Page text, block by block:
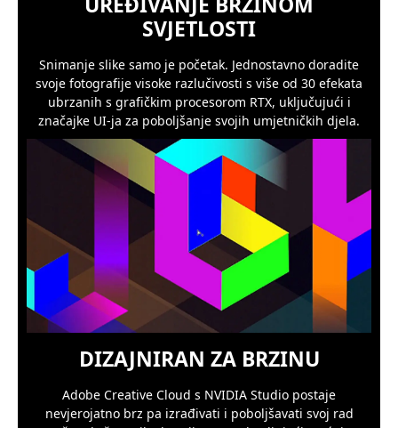
SVJETLOSTI
Snimanje slike samo je početak. Jednostavno doradite
svoje fotografije visoke razlučivosti s više od 30 efekata
ubrzanih s grafičkim procesorom RTX, uključujući i
značajke UI-ja za poboljšanje svojih umjetničkih djela.
DIZAJNIRAN ZA BRZINU
Adobe Creative Cloud s NVIDIA Studio postaje
nevjerojatno brz pa izrađivati i poboljšavati svoj rad